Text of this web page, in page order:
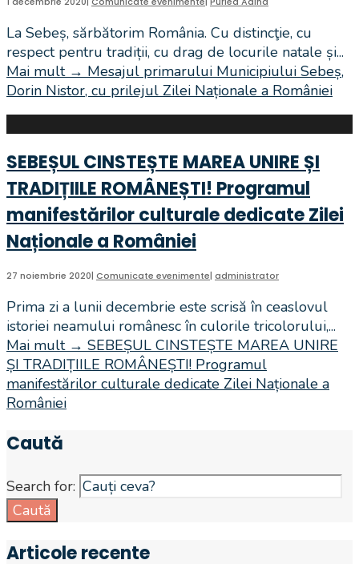
La Sebeș, sărbătorim România. Cu distincţie, cu
respect pentru tradiții, cu drag de locurile natale și...
Mai mult → Mesajul primarului Municipiului Sebeș,
Dorin Nistor, cu prilejul Zilei Naționale a României
SEBEȘUL CINSTEȘTE MAREA UNIRE ȘI
TRADIȚIILE ROMÂNEȘTI! Programul
manifestărilor culturale dedicate Zilei
Naționale a României
27 noiembrie 2020| Comunicate evenimente| administrator
Prima zi a lunii decembrie este scrisă în ceaslovul
istoriei neamului românesc în culorile tricolorului,...
Mai mult → SEBEȘUL CINSTEȘTE MAREA UNIRE
ȘI TRADIȚIILE ROMÂNEȘTI! Programul
manifestărilor culturale dedicate Zilei Naționale a
României
Caută
Search for:
Caută
Articole recente